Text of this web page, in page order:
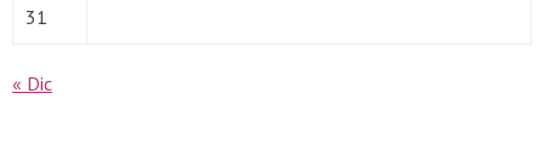
31
« Dic